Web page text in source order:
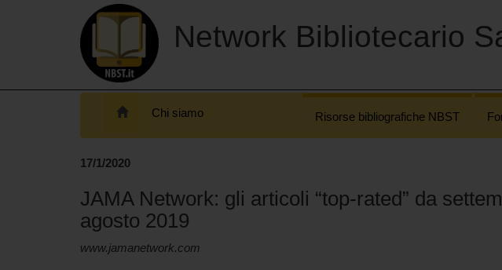
Network Bibliotecario
Chi siamo Risorse bibliografiche NBST
17/1/2020
JAMA Network: gli articoli “top-rated” da
agosto 2019
www.jamanetwork.com